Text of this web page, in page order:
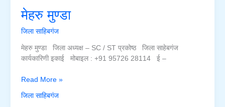
मेहरु मुण्डा
जिला साहिबगंज
मेहरु मुण्डा जिला अध्यक्ष – SC / ST प्रकोष्ठ जिला साहेबगंज
कार्यकारिणी इकाई मोबाइल : +91 95726 28114 ई –
मेहरु
Read More »
जिला साहिबगंज